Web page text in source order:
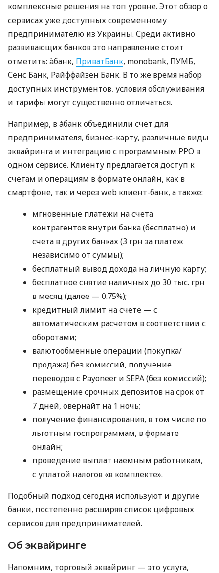
комплексные решения на топ уровне. Этот обзор о
сервисах уже доступных современному
предпринимателю из Украины. Среди активно
развивающих банков это направление стоит
отметить: àбанк, ПриватБанк, monobank, ПУМБ,
Сенс Банк, Райффайзен Банк. В то же время набор
доступных инструментов, условия обслуживания
и тарифы могут существенно отличаться.
Например, в àбанк объединили счет для
предпринимателя, бизнес-карту, различные виды
эквайринга и интеграцию с программным РРО в
одном сервисе. Клиенту предлагается доступ к
счетам и операциям в формате онлайн, как в
смартфоне, так и через web клиент-банк, а также:
мгновенные платежи на счета
контрагентов внутри банка (бесплатно) и
счета в других банках (3 грн за платеж
независимо от суммы);
бесплатный вывод дохода на личную карту;
бесплатное снятие наличных до 30 тыс. грн
в месяц (далее — 0.75%);
кредитный лимит на счете — с
автоматическим расчетом в соответствии с
оборотами;
валютообменные операции (покупка/
продажа) без комиссий, получение
переводов с Payoneer и SEPA (без комиссий);
размещение срочных депозитов на срок от
7 дней, овернайт на 1 ночь;
получение финансирования, в том числе по
льготным госпрограммам, в формате
онлайн;
проведение выплат наемным работникам,
с уплатой налогов «в комплекте».
Подобный подход сегодня используют и другие
банки, постепенно расширяя список цифровых
сервисов для предпринимателей.
Об эквайринге
Напомним, торговый эквайринг — это услуга,